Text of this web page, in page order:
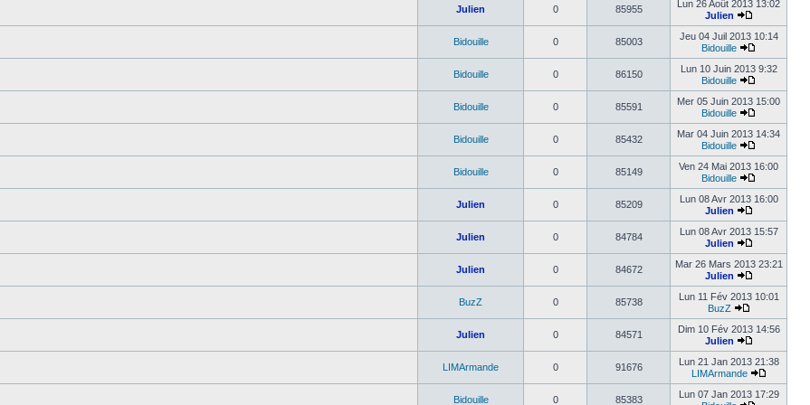
Julien 0 85955
Lun 26 Août 2013 13:02
Julien
Bidouille 0 85003
Jeu 04 Juil 2013 10:14
Bidouille
Bidouille 0 86150
Lun 10 Juin 2013 9:32
Bidouille
Bidouille 0 85591
Mer 05 Juin 2013 15:00
Bidouille
Bidouille 0 85432
Mar 04 Juin 2013 14:34
Bidouille
Bidouille 0 85149
Ven 24 Mai 2013 16:00
Bidouille
Julien 0 85209
Lun 08 Avr 2013 16:00
Julien
Julien 0 84784
Lun 08 Avr 2013 15:57
Julien
Julien 0 84672
Mar 26 Mars 2013 23:21
Julien
BuzZ 0 85738
Lun 11 Fév 2013 10:01
BuzZ
Julien 0 84571
Dim 10 Fév 2013 14:56
Julien
LIMArmande 0 91676
Lun 21 Jan 2013 21:38
LIMArmande
Bidouille 0 85383
Lun 07 Jan 2013 17:29